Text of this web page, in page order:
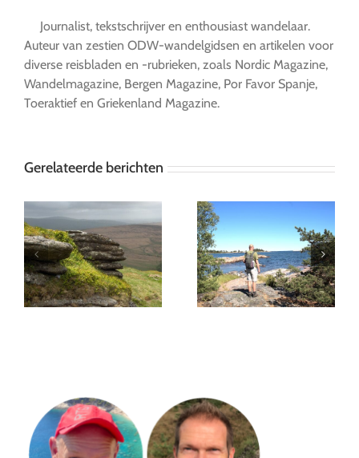
Journalist, tekstschrijver en enthousiast wandelaar.
Auteur van zestien ODW-wandelgidsen en artikelen voor
diverse reisbladen en -rubrieken, zoals Nordic Magazine,
Wandelmagazine, Bergen Magazine, Por Favor Spanje,
Toeraktief en Griekenland Magazine.
Gerelateerde berichten
Gränsö: Wandelen langs
de scherenkust van
Småland
La Gomera, Eiland van
rust en stilte